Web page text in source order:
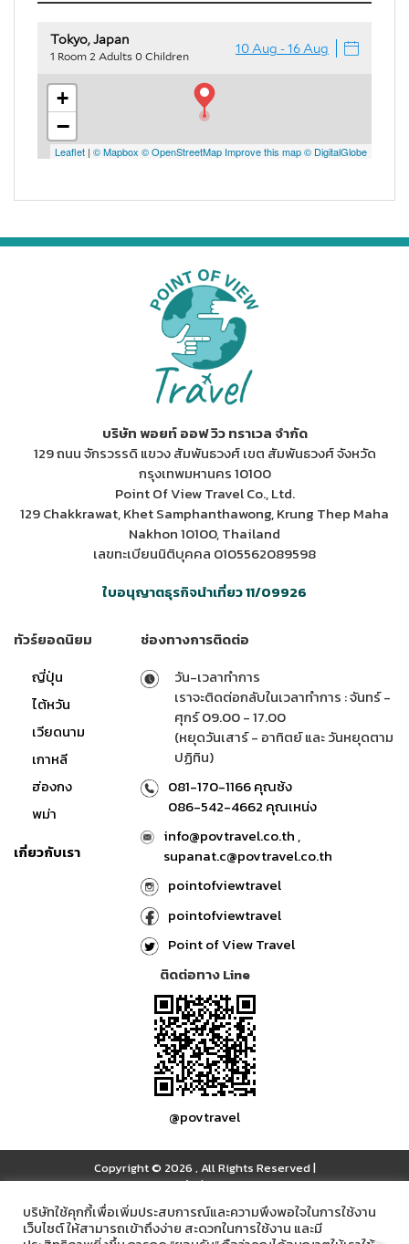
บริษัทใช้คุกกี้เพื่อเพิ่มประสบการณ์และความพึงพอใจในการใช้งาน
เว็บไซต์ ให้สามารถเข้าถึงง่าย สะดวกในการใช้งาน และมี
บริษัท พอยท์ ออฟ วิว ทราเวล จำกัด
129 ถนน จักรวรรดิ แขวง สัมพันธวงศ์ เขต สัมพันธวงศ์ จังหวัด
กรุงเทพมหานคร 10100
Point Of View Travel Co., Ltd.
129 Chakkrawat, Khet Samphanthawong, Krung Thep Maha
Nakhon 10100, Thailand
เลขทะเบียนนิติบุคคล 0105562089598
ใบอนุญาตธุรกิจนำเที่ยว 11/09926
ทัวร์ยอดนิยม
ญี่ปุ่น
ไต้หวัน
เวียดนาม
เกาหลี
ฮ่องกง
พม่า
เกี่ยวกับเรา
ช่องทางการติดต่อ
วัน-เวลาทำการ
เราจะติดต่อกลับในเวลาทำการ : จันทร์ -
ศุกร์ 09.00 - 17.00
(หยุดวันเสาร์ - อาทิตย์ และ วันหยุดตาม
ปฏิทิน)
081-170-1166 คุณซ้ง
086-542-4662 คุณเหน่ง
info@povtravel.co.th ,
supanat.c@povtravel.co.th
pointofviewtravel
pointofviewtravel
Point of View Travel
ติดต่อทาง Line
@povtravel
Copyright © 2026 , All Rights Reserved|
เข้าสู่ระบบ